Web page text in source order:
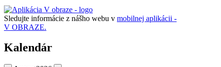
Sledujte informácie z nášho webu v mobilnej aplikácii -
V OBRAZE.
Kalendár